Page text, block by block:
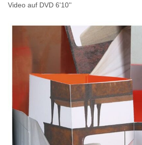
Video auf DVD 6'10''